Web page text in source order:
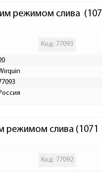
режимом слива  (107
Код: 77093
режимом слива (1071
Код: 77092